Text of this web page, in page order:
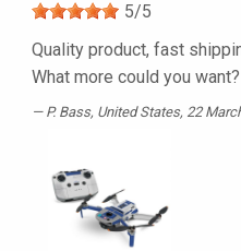
5/5
Quality product, fast
What more could you want?
P. Bass, United States, 22